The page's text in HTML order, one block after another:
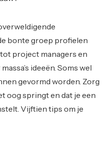
bonte groep profielen
project managers en
ideeën. Soms wel
gevormd worden. Zorg
oog springt en dat je een
Vijftien tips om je